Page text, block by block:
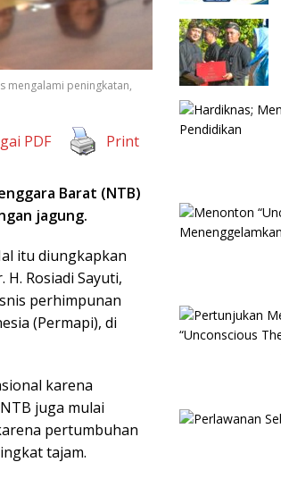
mengalami peningkatan,
PDF Print
Barat (NTB)
jagung.
itu diungkapkan
Rosiadi Sayuti,
perhimpunan
(Permapi), di
karena
juga mulai
pertumbuhan
tajam.